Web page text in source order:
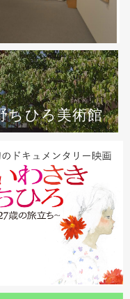
ちひろ美術館